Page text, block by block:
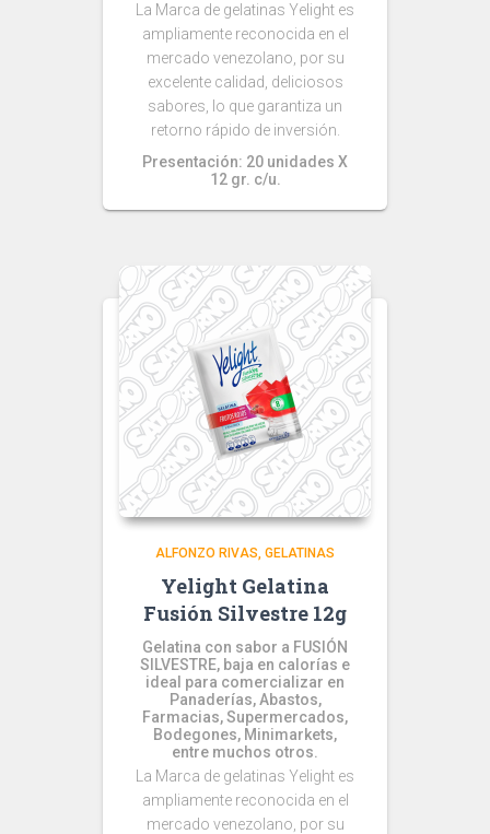
La Marca de gelatinas Yelight es
ampliamente reconocida en el
mercado venezolano, por su
excelente calidad, deliciosos
sabores, lo que garantiza un
retorno rápido de inversión.
Presentación: 20 unidades X
12 gr. c/u.
ALFONZO RIVAS GELATINAS
Yelight Gelatina
Fusión Silvestre 12g
Gelatina con sabor a FUSIÓN
SILVESTRE, baja en calorías e
ideal para comercializar en
Panaderías, Abastos,
Farmacias, Supermercados,
Bodegones, Minimarkets,
entre muchos otros.
La Marca de gelatinas Yelight es
ampliamente reconocida en el
mercado venezolano, por su